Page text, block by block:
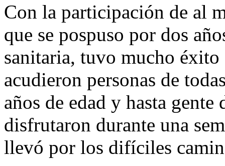
Con la participación de al
que se pospuso por dos
sanitaria, tuvo mucho
acudieron personas de
años de edad y hasta
disfrutaron durante una
llevó por los difíciles